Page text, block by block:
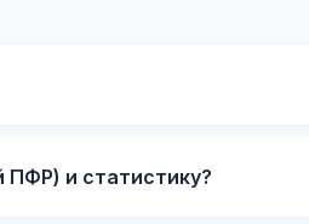
и статистику?